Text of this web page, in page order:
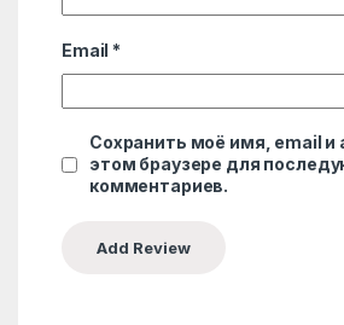
Email *
Сохранить моё имя, email и
этом браузере для
комментариев.